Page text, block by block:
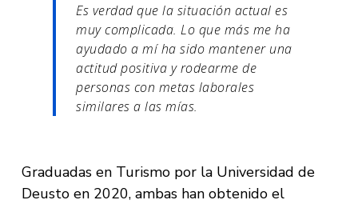
Es verdad que la situación actual es
muy complicada. Lo que más me ha
ayudado a mí ha sido mantener una
actitud positiva y rodearme de
personas con metas laborales
similares a las mías.
Graduadas en Turismo por la Universidad de
Deusto en 2020, ambas han obtenido el